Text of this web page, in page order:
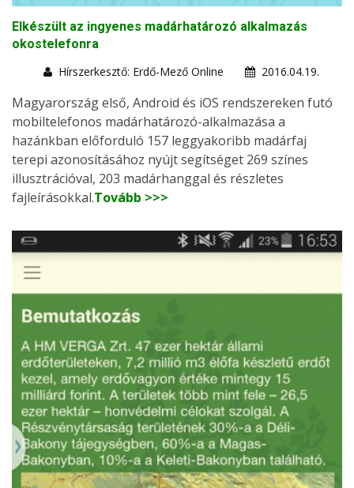
Elkészült az ingyenes madárhatározó alkalmazás
okostelefonra
Hírszerkesztő: Erdő-Mező Online
2016.04.19.
Magyarország első, Android és iOS rendszereken futó
mobiltelefonos madárhatározó-alkalmazása a
hazánkban előforduló 157 leggyakoribb madárfaj
terepi azonosításához nyújt segítséget 269 színes
illusztrációval, 203 madárhanggal és részletes
fajleírásokkal.Tovább >>>